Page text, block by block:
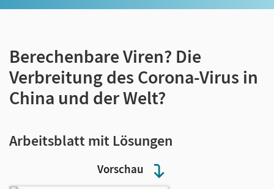
Vorschau
Berechenbare Viren? Die
Verbreitung des Corona-Virus in
China und der Welt?
Arbeitsblatt mit Lösungen